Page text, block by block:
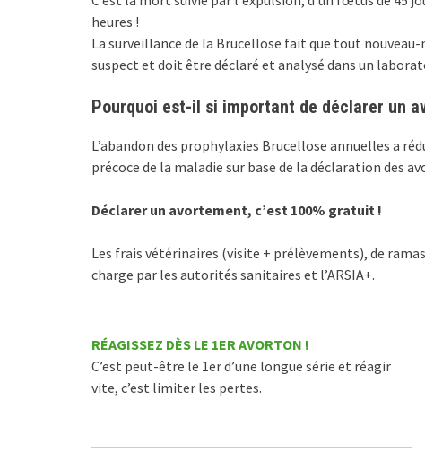
heures !
La surveillance de la Brucellose fait que tout
suspect et doit être déclaré et analysé dans un
Pourquoi est-il si important de déclarer un
L’abandon des prophylaxies Brucellose annuelles a
précoce de la maladie sur base de la déclaration des
Déclarer un avortement, c’est 100% gratuit !
Les frais vétérinaires (visite + prélèvements), de
charge par les autorités sanitaires et l’ARSIA+.
RÉAGISSEZ DÈS LE 1ER AVORTON !
C’est peut-être le 1er d’une longue série et réagir
vite, c’est limiter les pertes.